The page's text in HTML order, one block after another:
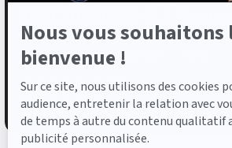
Nous vous souhaitons
bienvenue !
Sur ce site, nous utilisons des cookies
audience, entretenir la relation avec
de temps à autre du contenu qualitatif
publicité personnalisée.
CLA 250+ Shooting Brake avec technologie
2026 6 360 km Electrique
59 900 € TTC
ou à partir de562 €/mois